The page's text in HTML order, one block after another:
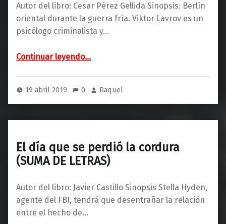
Autor del libro: Cesar Pérez Gellida Sinopsis: Berlín
oriental durante la guerra fría. Viktor Lavrov es un
psicólogo criminalista y…
Continuar leyendo…
19 abril 2019 0 Raquel
El día que se perdió la cordura
(SUMA DE LETRAS)
Autor del libro: Javier Castillo Sinopsis Stella Hyden,
agente del FBI, tendrá que desentrañar la relación
entre el hecho de…